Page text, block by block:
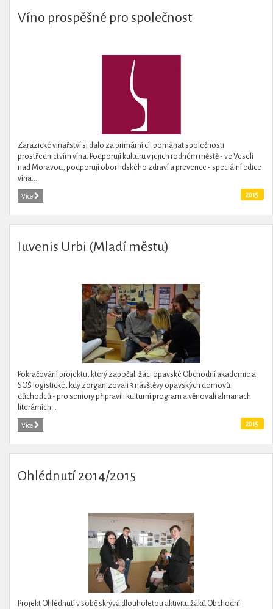
Víno prospěšné pro společnost
Zarazické vinařství si dalo za primární cíl pomáhat společnosti
prostřednictvím vína. Podporují kulturu v jejich rodném městě - ve Veselí
nad Moravou, podporují obor lidského zdraví a prevence - speciální edice
vína...
Více 2015
Iuvenis Urbi (Mladí městu)
Pokračování projektu, který započali žáci opavské Obchodní akademie a
SOŠ logistické, kdy zorganizovali 3 návštěvy opavských domovů
důchodců - pro seniory připravili kulturní program a věnovali almanach
literárních...
Více 2015
Ohlédnutí 2014/2015
Projekt Ohlédnutí v sobě skrývá dlouholetou aktivitu žáků Obchodní